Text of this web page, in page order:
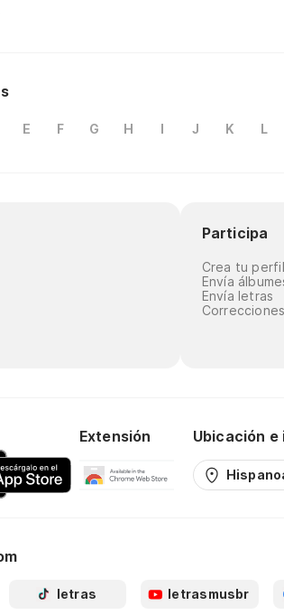
E F G H I J K L
Participa
Crea tu
Envía
Envía letras
Extensión Ubicación e
letras letrasmusbr